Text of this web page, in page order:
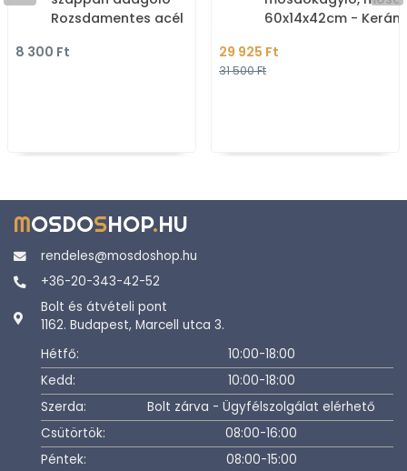
Rozsdamentes acél
8 300 Ft
60x14x42cm -
szerelhető
29 925 Ft
31 500 Ft
MOSDOSHOP.HU
rendeles@mosdoshop.hu
+36-20-343-42-52
Bolt és átvételi pont
1162. Budapest, Marcell utca 3.
Hétfő:
10:00-18:00
Kedd:
10:00-18:00
Szerda:
Bolt zárva - Ügyfélszolgálat elérhető
Csütörtök:
08:00-16:00
Péntek:
08:00-15:00